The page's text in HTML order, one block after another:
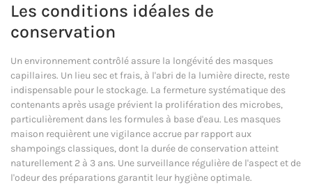
Les conditions idéales de
conservation
Un environnement contrôlé assure la longévité des masques
capillaires. Un lieu sec et frais, à l'abri de la lumière directe, reste
indispensable pour le stockage. La fermeture systématique des
contenants après usage prévient la prolifération des microbes,
particulièrement dans les formules à base d'eau. Les masques
maison requièrent une vigilance accrue par rapport aux
shampoings classiques, dont la durée de conservation atteint
naturellement 2 à 3 ans. Une surveillance régulière de l'aspect et de
l'odeur des préparations garantit leur hygiène optimale.